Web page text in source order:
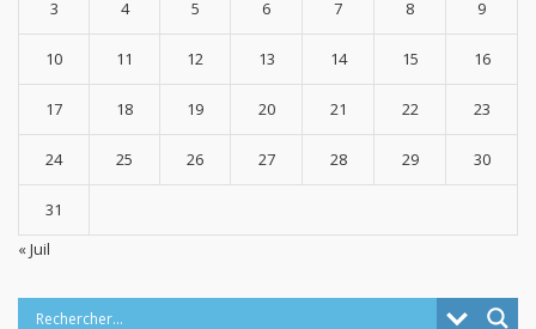
3 4 5 6 7 8 9
10 11 12 13 14 15 16
17 18 19 20 21 22 23
24 25 26 27 28 29 30
31
« Juil